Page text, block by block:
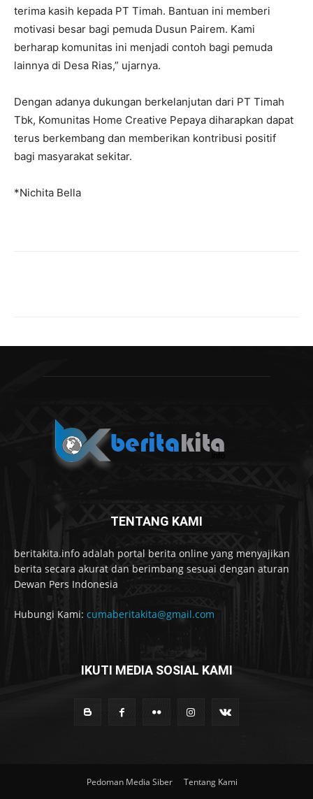
terima kasih kepada PT Timah. Bantuan ini memberi
motivasi besar bagi pemuda Dusun Pairem. Kami
berharap komunitas ini menjadi contoh bagi pemuda
lainnya di Desa Rias,” ujarnya.
Dengan adanya dukungan berkelanjutan dari PT Timah
Tbk, Komunitas Home Creative Pepaya diharapkan dapat
terus berkembang dan memberikan kontribusi positif
bagi masyarakat sekitar.
*Nichita Bella
TENTANG KAMI
beritakita.info adalah portal berita online yang menyajikan
berita secara akurat dan berimbang sesuai dengan aturan
Dewan Pers Indonesia
Hubungi Kami: cumaberitakita@gmail.com
IKUTI MEDIA SOSIAL KAMI
Pedoman Media Siber Tentang Kami